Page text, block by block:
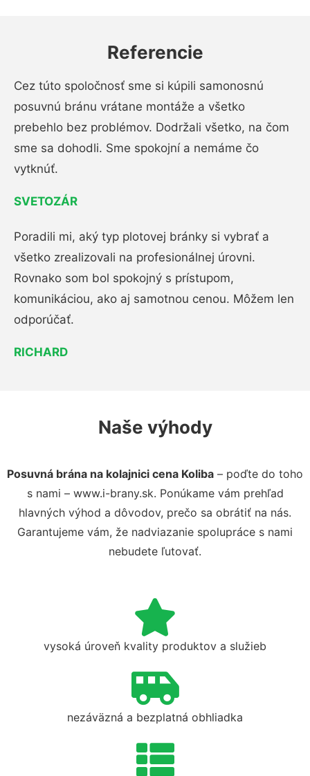
Referencie
Cez túto spoločnosť sme si kúpili samonosnú
posuvnú bránu vrátane montáže a všetko
prebehlo bez problémov. Dodržali všetko, na čom
sme sa dohodli. Sme spokojní a nemáme čo
vytknúť.
SVETOZÁR
Poradili mi, aký typ plotovej bránky si vybrať a
všetko zrealizovali na profesionálnej úrovni.
Rovnako som bol spokojný s prístupom,
komunikáciou, ako aj samotnou cenou. Môžem len
odporúčať.
RICHARD
Naše výhody
Posuvná brána na kolajnici cena Koliba – poďte do toho
s nami – www.i-brany.sk. Ponúkame vám prehľad
hlavných výhod a dôvodov, prečo sa obrátiť na nás.
Garantujeme vám, že nadviazanie spolupráce s nami
nebudete ľutovať.
vysoká úroveň kvality produktov a služieb
nezáväzná a bezplatná obhliadka